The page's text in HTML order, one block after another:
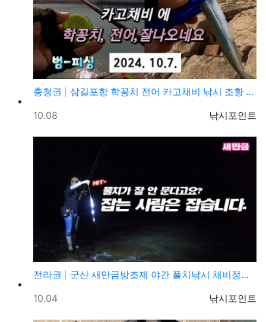
충청권
삼길포항 학꽁치 전어 카고채비 낚시 조황 정보
등록자
낚시포인트
등록일
10.08
전라권
군산 새만금방조제 야간 풀치낚시 채비정보 및 조황정보
등록자
낚시포인트
등록일
10.04